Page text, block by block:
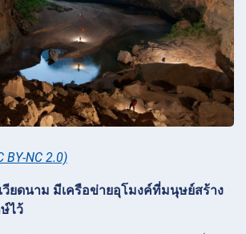
BY-NC 2.0)
วียดนาม มีเครือข่ายอุโมงค์ที่มนุษย์สร้าง
ไว้